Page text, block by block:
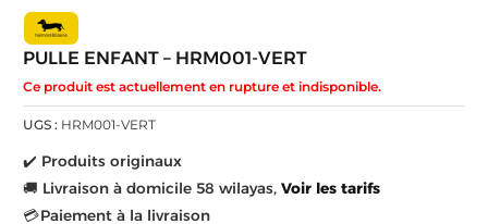
PULLE ENFANT – HRM001-VERT
Ce produit est actuellement en rupture et indisponible.
UGS : HRM001-VERT
✔️ Produits originaux
🚚 Livraison à domicile 58 wilayas, Voir les tarifs
💳 Paiement à la livraison